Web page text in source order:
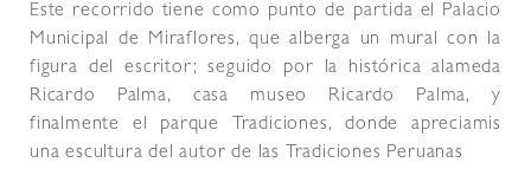
Este recorrido tiene como punto de partida el Palacio
Municipal de Miraflores, que alberga un mural con la
figura del escritor; seguido por la histórica alameda
Ricardo Palma, casa museo Ricardo Palma, y
finalmente el parque Tradiciones, donde apreciamis
una escultura del autor de las Tradiciones Peruanas